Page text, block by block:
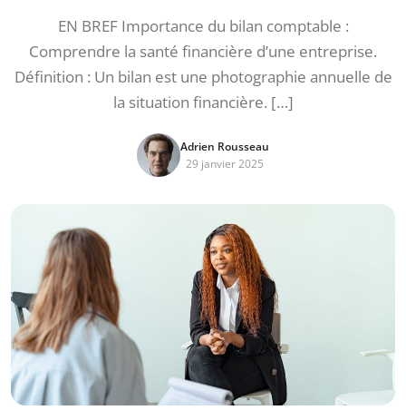
EN BREF Importance du bilan comptable :
Comprendre la santé financière d’une entreprise.
Définition : Un bilan est une photographie annuelle de
la situation financière. […]
Adrien Rousseau
29 janvier 2025